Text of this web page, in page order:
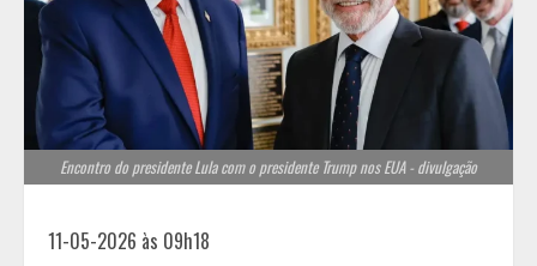
Encontro do presidente Lula com o presidente Trump nos EUA - divulgação
11-05-2026 às 09h18